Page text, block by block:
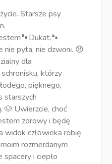
Starsze psy
nie pyta, nie dzwoni. 😞
dla
którzy
pięknego,
starszych
Uwierzcie, choć
zdrowy i będę
widok człowieka robię
rozmerdanym
spacery i ciepło